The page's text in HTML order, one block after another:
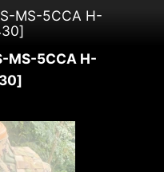
MS-5CCA H-
]
MS-5CCA H-
]